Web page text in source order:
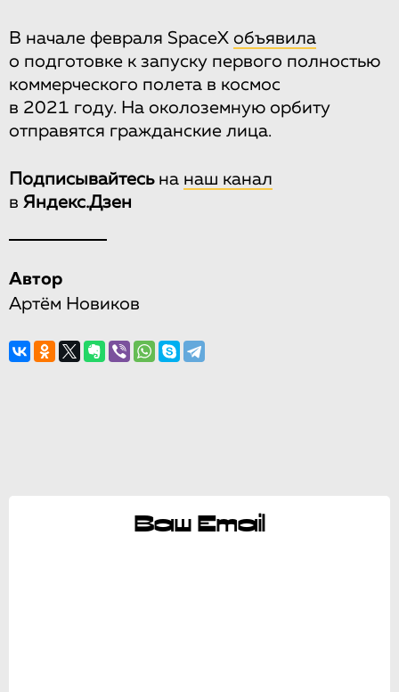
В начале февраля SpaceX объявила
о подготовке к запуску первого полностью
коммерческого полета в космос
в 2021 году. На околоземную орбиту
отправятся гражданские лица.
Подписывайтесьна наш канал
в Яндекс.Дзен
Автор
Артём Новиков
Ваш Email